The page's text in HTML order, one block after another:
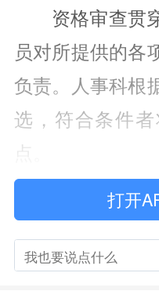
资格审查贯
员对所提供的各
负责。人事科根
选，符合条件
点。
笔试采用闭
医学基础知识、
打开